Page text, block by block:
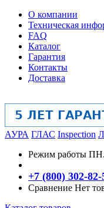
О компании
Техническая
FAQ
Каталог
Гарантия
Контакты
Доставка
АУРА ГЛАС Inspection
Режим работы
+7 (800) 302-82-
Сравнение Нет